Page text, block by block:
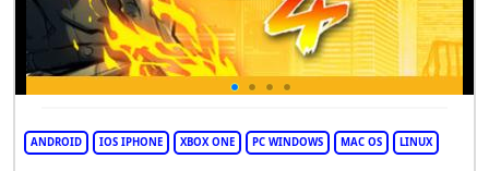
ANDROID IOS IPHONE XBOX ONE PC WINDOWS MAC OS LINUX